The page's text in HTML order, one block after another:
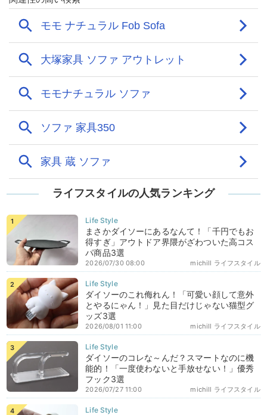
ライフスタイルの人気ランキング
まさかダイソーにあるなんて！「千円でもお
得すぎ」アウトドア界隈がざわついた高コス
パ商品3選
michill ライフスタイル
2026/07/30 08:00
ダイソーのこれ侮れん！「可愛い顔して意外
とやるにゃん！」見た目だけじゃない猫型グ
ッズ3選
michill ライフスタイル
2026/08/01 11:00
ダイソーのコレな～んだ？スマートなのに機
能的！「一度使わないと手放せない！」優秀
フック3選
michill ライフスタイル
2026/07/27 11:00